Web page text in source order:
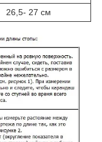
26,5- 27 см